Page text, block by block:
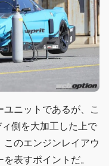
ニットであるが、こ
側を大加工した上で
のエンジンレイアウ
表すポイントだ。